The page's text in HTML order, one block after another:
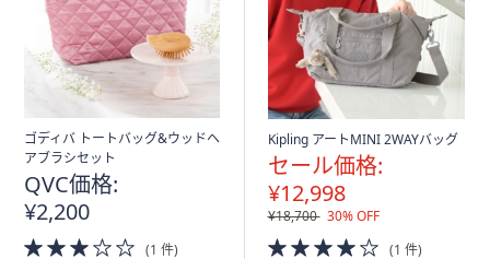
ゴディバ トートバッグ&ウッドヘ
アブラシセット
QVC価格:
¥2,200
3.0
(1 件)
Kipling アートMINI 2WAYバッグ
セール価格:
¥12,998
¥18,700 30% OFF
4.0
(1 件)